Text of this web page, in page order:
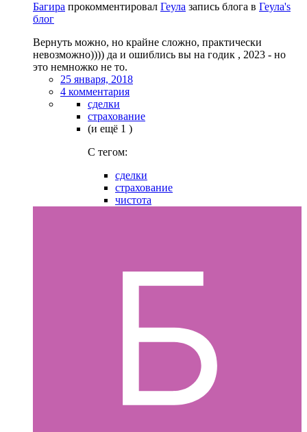
Багира прокомментировал Геула запись блога в Геула's
блог
Вернуть можно, но крайне сложно, практически
невозможно)))) да и ошиблись вы на годик , 2023 - но
это немножко не то.
25 января, 2018
4 комментария
сделки
страхование
(и ещё 1 )
C тегом:
сделки
страхование
чистота